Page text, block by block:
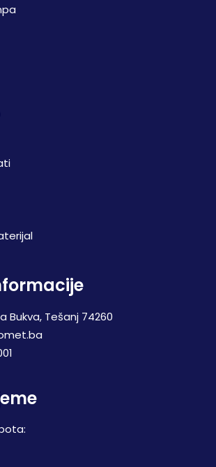
Bukva, Tešanj 74260